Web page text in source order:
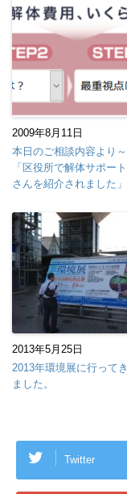
2009年8月11日
本日のご相談内容より～
「区役所で解体サポート
さんを紹介されました」
2013年5月25日
2013年環境展に行ってき
ました。
Twitter